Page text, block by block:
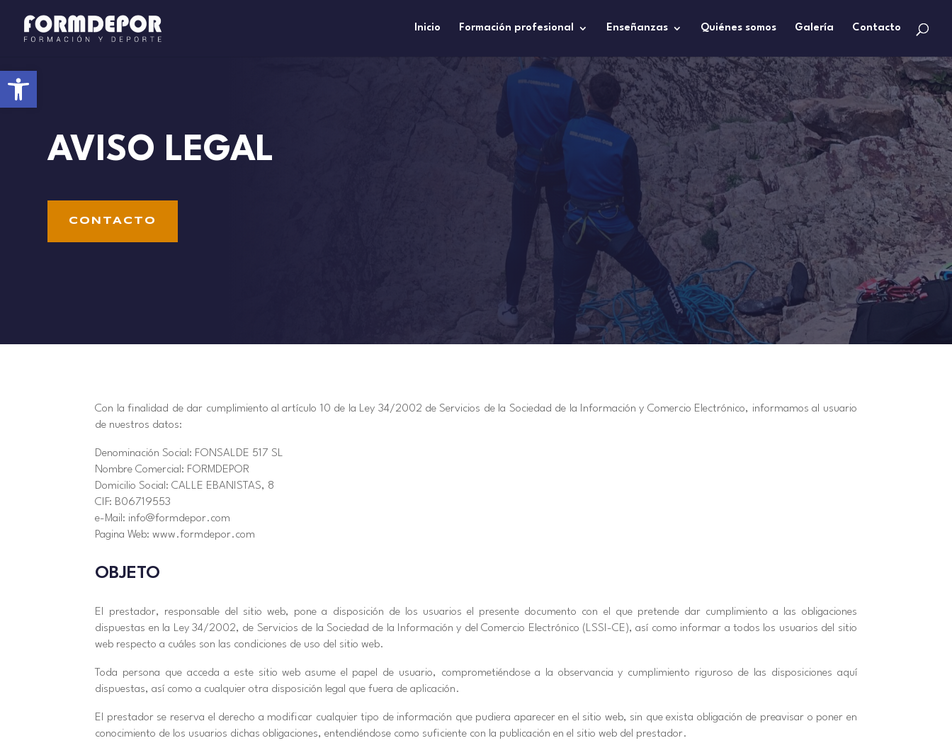
Abrir barra de herramientas
Inicio Formación profesional Enseñanzas Quiénes somos Galería Contacto
AVISO LEGAL
CONTACTO
Con la finalidad de dar cumplimiento al artículo 10 de la Ley 34/2002 de Servicios de la Sociedad de la Información y Comercio Electrónico, informamos al usuario
de nuestros datos:
Denominación Social: FONSALDE 517 SL
Nombre Comercial: FORMDEPOR
Domicilio Social: CALLE EBANISTAS, 8
CIF: B06719553
e-Mail: info@formdepor.com
Pagina Web: www.formdepor.com
OBJETO
El prestador, responsable del sitio web, pone a disposición de los usuarios el presente documento con el que pretende dar cumplimiento a las obligaciones
dispuestas en la Ley 34/2002, de Servicios de la Sociedad de la Información y del Comercio Electrónico (LSSI-CE), así como informar a todos los usuarios del sitio
web respecto a cuáles son las condiciones de uso del sitio web.
Toda persona que acceda a este sitio web asume el papel de usuario, comprometiéndose a la observancia y cumplimiento riguroso de las disposiciones aquí
dispuestas, así como a cualquier otra disposición legal que fuera de aplicación.
El prestador se reserva el derecho a modificar cualquier tipo de información que pudiera aparecer en el sitio web, sin que exista obligación de preavisar o poner en
conocimiento de los usuarios dichas obligaciones, entendiéndose como suficiente con la publicación en el sitio web del prestador.